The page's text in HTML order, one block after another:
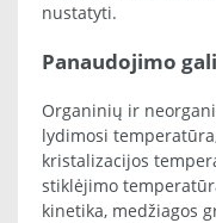
nustatyti.
Panaudojimo
Organinių ir
lydimosi
kristalizacijos
stiklėjimo
kinetika, medžiagos